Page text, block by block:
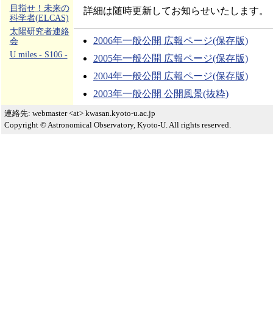
目指せ！未来の
科学者(ELCAS)
太陽研究者連絡
会
U miles - S106 -
詳細は随時更新してお知らせいたします。
2006年一般公開 広報ページ(保存版)
2005年一般公開 広報ページ(保存版)
2004年一般公開 広報ページ(保存版)
2003年一般公開 公開風景(抜粋)
連絡先: webmaster <at> kwasan.kyoto-u.ac.jp
Copyright © Astronomical Observatory, Kyoto-U. All rights reserved.